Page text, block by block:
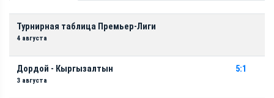
Турнирная таблица Премьер-Лиги
4 августа
Дордой - Кыргызалтын
3 августа
5:1